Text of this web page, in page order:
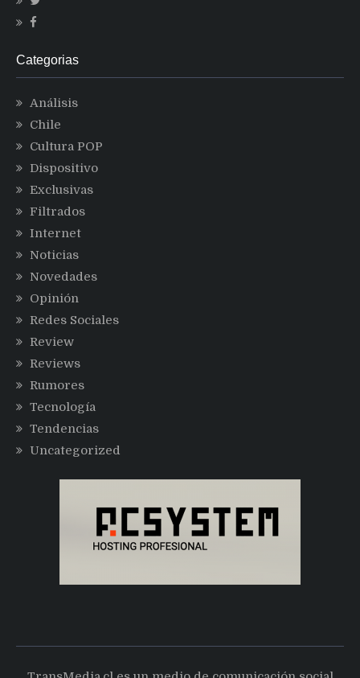
Categorias
Análisis
Chile
Cultura POP
Dispositivo
Exclusivas
Filtrados
Internet
Noticias
Novedades
Opinión
Redes Sociales
Review
Reviews
Rumores
Tecnología
Tendencias
Uncategorized